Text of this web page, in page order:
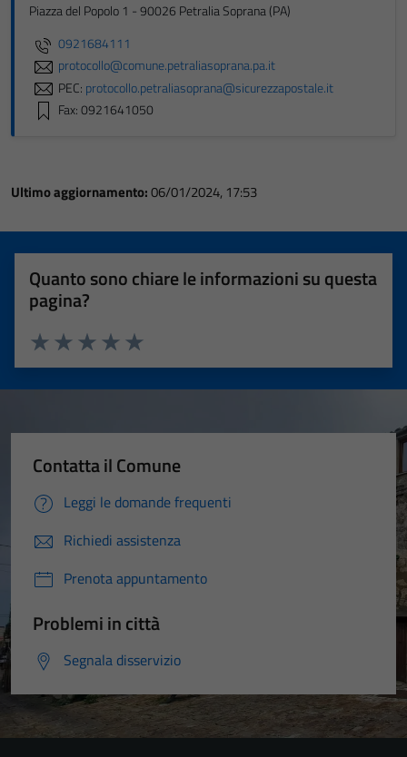
Piazza del Popolo 1 - 90026 Petralia Soprana (PA)
0921684111
protocollo@comune.petraliasoprana.pa.it
PEC: protocollo.petraliasoprana@sicurezzapostale.it
Fax: 0921641050
Ultimo aggiornamento:06/01/2024, 17:53
Quanto sono chiare le informazioni su questa
pagina?
Valuta 5 stelle su 5
Valuta 4 stelle su 5
Valuta 3 stelle su 5
Valuta 2 stelle su 5
Valuta 1 stelle su 5
Contatta il Comune
Leggi le domande frequenti
Richiedi assistenza
Prenota appuntamento
Problemi in città
Segnala disservizio